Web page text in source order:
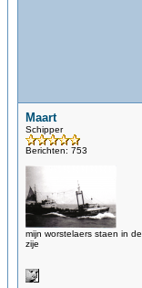
Maart
Schipper
Berichten: 753
mijn worstelaers staen in de
zije